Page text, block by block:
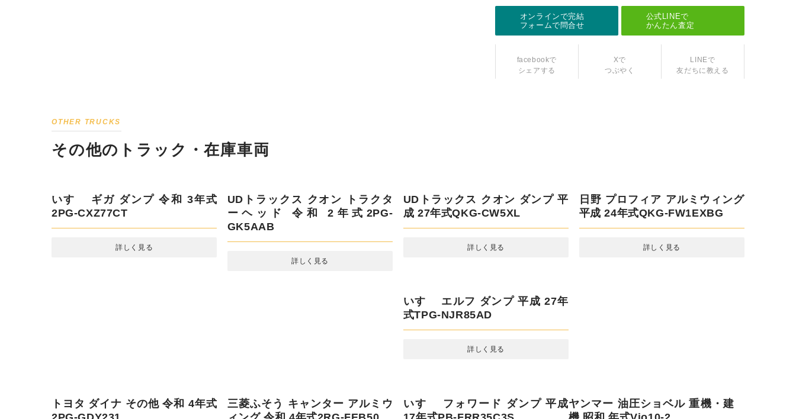
オンラインで完結
フォームで問合せ
公式LINEで
かんたん査定
facebookで
シェアする
Xで
つぶやく
LINEで
友だちに教える
OTHER TRUCKS
その他のトラック・在庫車両
UDトラックス クオン トラクター
ヘッド 令和 2年式2PG-GK5AAB
UDトラックス クオン ダンプ 平成
27年式QKG-CW5XL
詳しく見る
日野 プロフィア アルミウィング
平成 24年式QKG-FW1EXBG
詳しく見る
トヨタ ダイナ その他 令和 4年式
2PG-GDY231
詳しく見る
三菱ふそう キャンター アルミウ
ヤンマー 油圧ショベル 重機・建